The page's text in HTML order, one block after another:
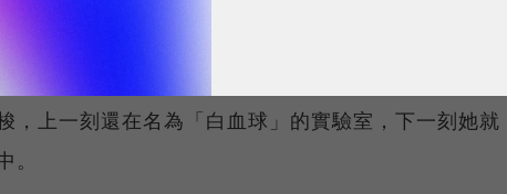
專屬Insitro的數據庫。因此該公司內部組成不乏各種
的專家外，還有專門進行研究的實驗人員。
，上一刻還在名為「白血球」的實驗室，下一刻她就